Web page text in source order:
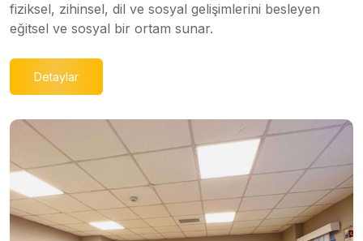
fiziksel, zihinsel, dil ve sosyal gelişimlerini besleyen
eğitsel ve sosyal bir ortam sunar.
Detaylar